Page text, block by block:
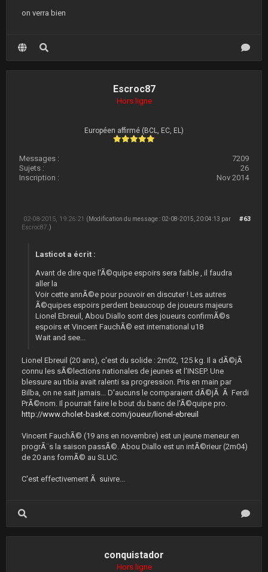
on verra bien
Escroc87
Hors ligne
Européen affirmé (BCL, EC, EL)
Messages :
7209
Sujets :
26
Inscription :
Nov 2014
#63
02-08-2015, 19:26:21 (Modification du message : 02-08-2015, 20:04:13 par
Escroc87 .)
Lasticot a écrit :
Avant de dire que l'Ã©quipe espoirs sera faible , il faudra
aller la
Voir cette annÃ©e pour pouvoir en discuter ! Les autres
Ã©quipes espoirs perdent beaucoup de joueurs majeurs
Lionel Ebreuil, Abou Diallo sont des joueurs confirmÃ©s
espoirs et Vincent FauchÃ© est international u18
Wait and see...
Lionel Ebreuil (20 ans), c'est du solide : 2m02, 125 kg. Il a dÃ©jÃ
connu les sÃ©lections nationales de jeunes et l'INSEP. Une
blessure au tibia avait ralenti sa progression. Pris en main par
Bilba, on ne sait jamais... D'aucuns le comparaient dÃ©jÃ Ã Ferdi
PrÃ©nom. Il pourrait faire le bout du banc de l'Ã©quipe pro.
http://www.cholet-basket.com/joueur/lionel-ebreuil
Vincent FauchÃ© (19 ans en novembre) est un jeune meneur en
progrÃ¨s la saison passÃ©. Abou Diallo est un intÃ©rieur (2m04)
de 20 ans formÃ© au SLUC.
C'est effectivement Ã suivre...
conquistador
Hors ligne